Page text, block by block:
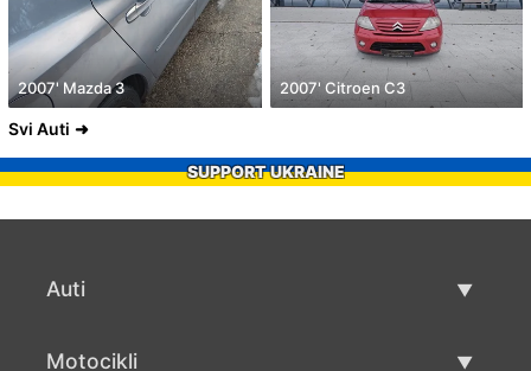
2007' Mazda 3 2007' Citroen C3
Svi Auti
SUPPORT UKRAINE
Auti
Motocikli